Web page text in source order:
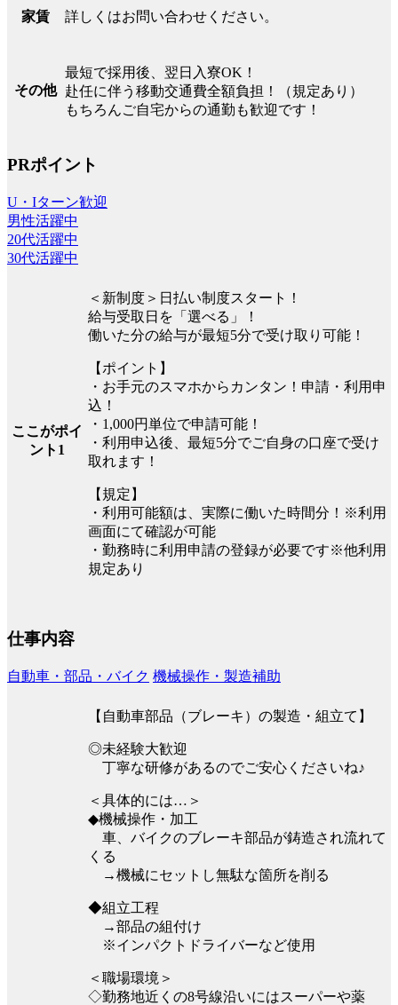
家賃 詳しくはお問い合わせください。
その他
最短で採用後、翌日入寮OK！
赴任に伴う移動交通費全額負担！（規定あり）
もちろんご自宅からの通勤も歓迎です！
PRポイント
U・Iターン歓迎
男性活躍中
20代活躍中
30代活躍中
ここがポイ
ント1
＜新制度＞日払い制度スタート！
給与受取日を「選べる」！
働いた分の給与が最短5分で受け取り可能！
【ポイント】
・お手元のスマホからカンタン！申請・利用申
込！
・1,000円単位で申請可能！
・利用申込後、最短5分でご自身の口座で受け
取れます！
【規定】
・利用可能額は、実際に働いた時間分！※利用
画面にて確認が可能
・勤務時に利用申請の登録が必要です※他利用
規定あり
仕事内容
自動車・部品・バイク 機械操作・製造補助
【自動車部品（ブレーキ）の製造・組立て】
◎未経験大歓迎
丁寧な研修があるのでご安心くださいね♪
＜具体的には…＞
◆機械操作・加工
車、バイクのブレーキ部品が鋳造され流れて
くる
→機械にセットし無駄な箇所を削る
◆組立工程
→部品の組付け
※インパクトドライバーなど使用
＜職場環境＞
◇勤務地近くの8号線沿いにはスーパーや薬